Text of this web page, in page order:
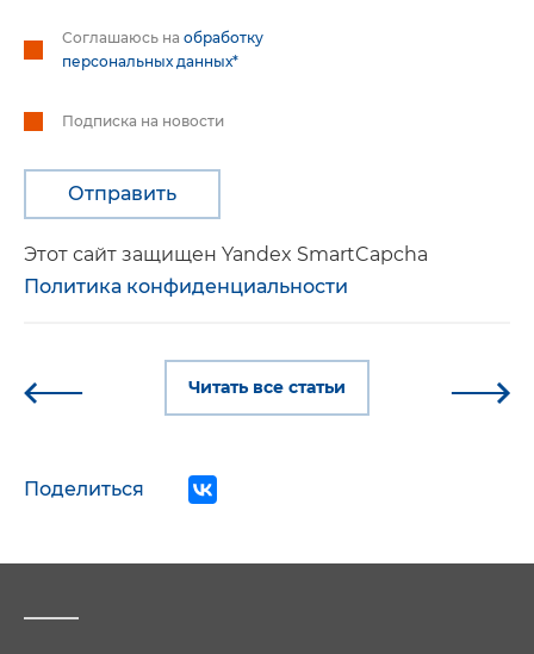
Соглашаюсь на обработку
персональных данных*
Подписка на новости
Этот сайт защищен Yandex SmartCapcha
Политика конфиденциальности
Читать все статьи
Поделиться